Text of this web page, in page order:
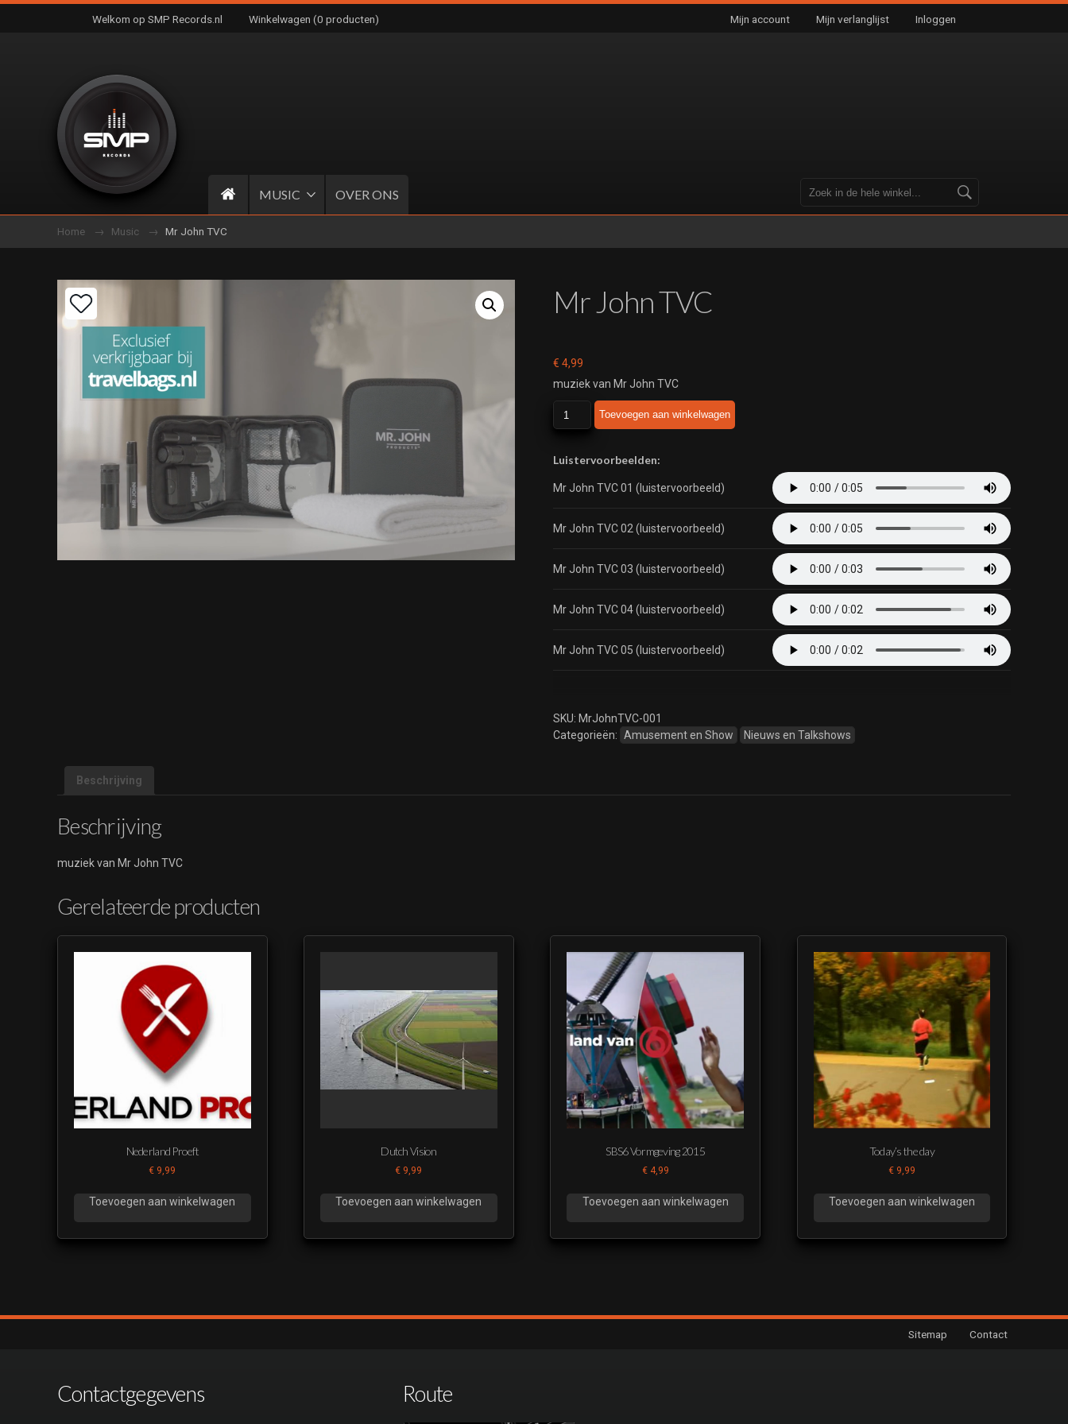
Welkom op SMP Records.nl Winkelwagen (0 producten) Mijn account Mijn verlanglijst Inloggen
MUSIC OVER ONS
Home Music Mr John TVC
Mr John TVC
€ 4,99
muziek van Mr John TVC
John
aantal
Toevoegen aan winkelwagen
Luistervoorbeelden:
Mr John TVC 01 (luistervoorbeeld)
Mr John TVC 02 (luistervoorbeeld)
Mr John TVC 03 (luistervoorbeeld)
Mr John TVC 04 (luistervoorbeeld)
Mr John TVC 05 (luistervoorbeeld)
SKU: MrJohnTVC-001
Categorieën: Amusement en Show Nieuws en Talkshows
Beschrijving
Beschrijving
muziek van Mr John TVC
Gerelateerde producten
Nederland Proeft
€ 9,99
Toevoegen aan winkelwagen
Dutch Vision
€ 9,99
Toevoegen aan winkelwagen
SBS6 Vormgeving 2015
€4,99
Toevoegen aan winkelwagen
Today’s the day
€9,99
Toevoegen aan winkelwagen
Sitemap Contact
Contactgegevens Route